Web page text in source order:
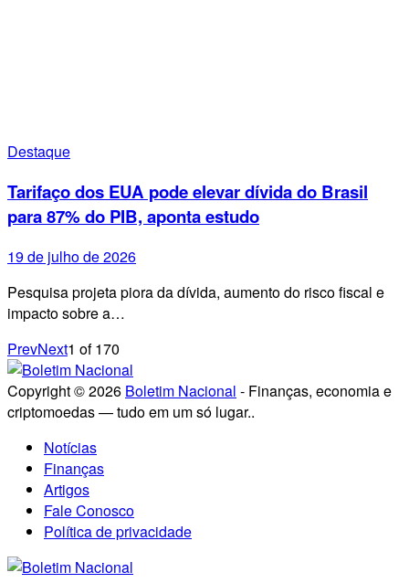
Destaque
Tarifaço dos EUA pode elevar dívida do Brasil
para 87% do PIB, aponta estudo
19 de julho de 2026
Pesquisa projeta piora da dívida, aumento do risco fiscal e
impacto sobre a…
PrevNext1 of170
Copyright © 2026 Boletim Nacional - Finanças, economia e
criptomoedas — tudo em um só lugar..
Notícias
Finanças
Artigos
Fale Conosco
Política de privacidade